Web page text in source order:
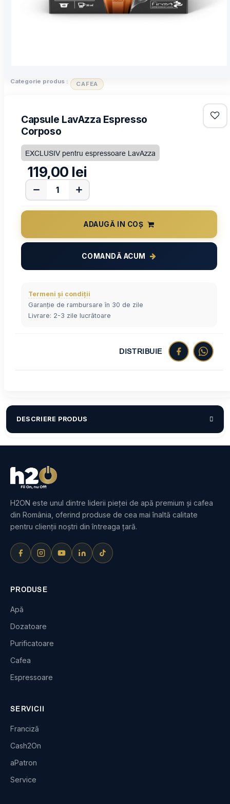
Categorie produs : CAFEA
Capsule LavAzza Espresso
Corposo
EXCLUSIV pentru espressoare LavAzza
119,00 lei
ADAUGĂ IN COȘ
COMANDĂ ACUM
Termeni și condiții
Garanție de rambursare în 30 de zile
Livrare: 2-3 zile lucrătoare
DISTRIBUIE
DESCRIERE PRODUS
H2ON este unul dintre liderii pieței de apă premium și cafea
din România, oferind produse de cea mai înaltă calitate
pentru clienții noștri din întreaga țară.
PRODUSE
Apă
Dozatoare
Purificatoare
Cafea
Espressoare
SERVICII
Franciză
Cash2On
aPatron
Service